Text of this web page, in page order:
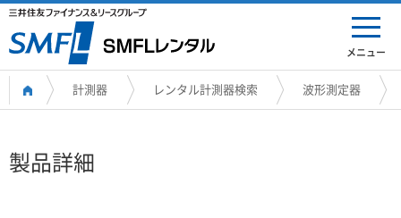
メニュー
計測器 レンタル計測器検索 波形測定器
製品詳細